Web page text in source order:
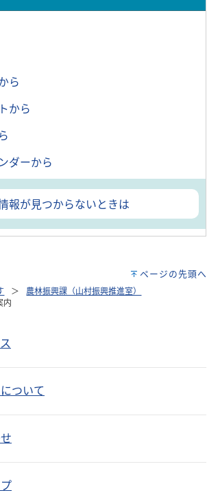
ら
から
ダーから
報が見つからないときは
ページの先頭へ
農林振興課（山村振興推進室）
内
ついて